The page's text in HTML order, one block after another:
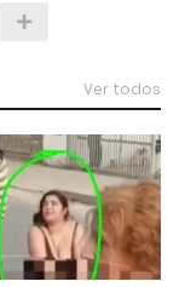
Ver todos